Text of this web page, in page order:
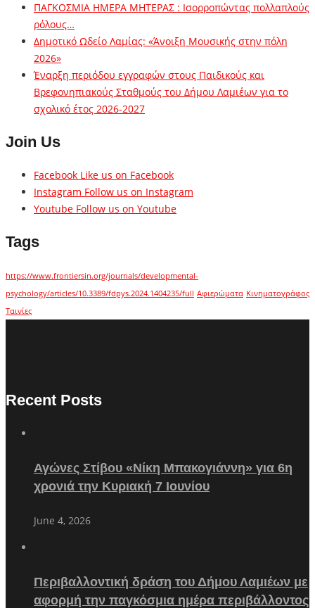
ΠΑΓΚΟΣΜΙΑ ΗΜΕΡΑ ΜΗΤΕΡΑΣ : Ισορροπώντας πολλαπλούς
ρόλους…
Δημοτικό Ωδείο Λαμίας: «Άνοιξη Μουσικής στην πόλη
2026»
Έναρξη περιόδου εγγραφών στους Παιδικούς και
Βρεφονηπιακούς Σταθμούς του Δήμου Λαμιέων για το
σχολικό έτος 2026-2027
Join Us
Facebook Like us on Facebook
Instagram Follow us on Instagram
Youtube Follow us on Youtube
Tags
https://www.frontiersin.org/journals/developmental-
psychology/articles/10.3389/fdpys.2024.1404235/full Αφιερώματα Κινηματογράφος
Ταινίες
Recent Posts
Αγώνες Στίβου «Νίκη Μπακογιάννη» για 6η
χρονιά την Κυριακή 7 Ιουνίου
June 4, 2026
Περιβαλλοντική δράση του Δήμου Λαμιέων με
αφορμή την παγκόσμια ημέρα περιβάλλοντος